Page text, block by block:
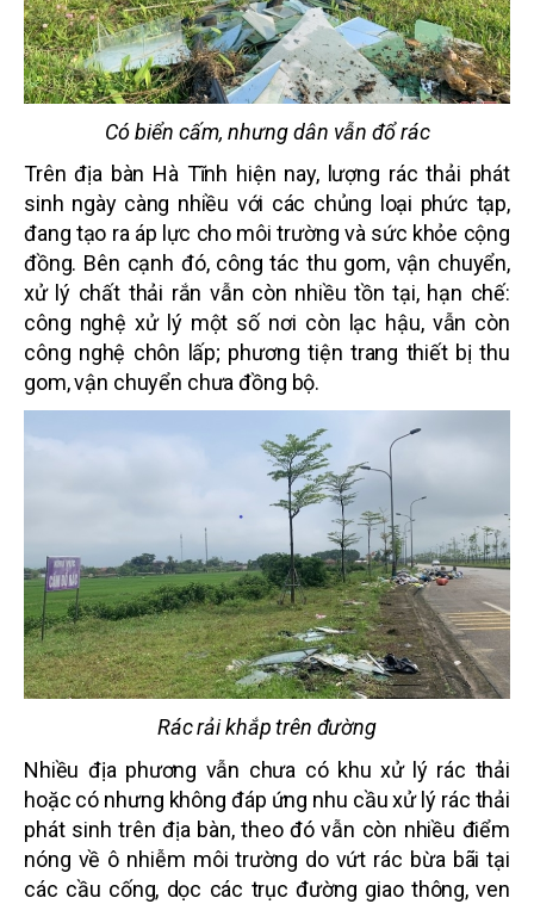
Có biển cấm, nhưng dân vẫn đổ rác
Trên địa bàn Hà Tĩnh hiện nay, lượng rác thải phát
sinh ngày càng nhiều với các chủng loại phức tạp,
đang tạo ra áp lực cho môi trường và sức khỏe cộng
đồng. Bên cạnh đó, công tác thu gom, vận chuyển,
xử lý chất thải rắn vẫn còn nhiều tồn tại, hạn chế:
công nghệ xử lý một số nơi còn lạc hậu, vẫn còn
công nghệ chôn lấp; phương tiện trang thiết bị thu
gom, vận chuyển chưa đồng bộ.
Rác rải khắp trên đường
Nhiều địa phương vẫn chưa có khu xử lý rác thải
hoặc có nhưng không đáp ứng nhu cầu xử lý rác thải
phát sinh trên địa bàn, theo đó vẫn còn nhiều điểm
nóng về ô nhiễm môi trường do vứt rác bừa bãi tại
các cầu cống, dọc các trục đường giao thông, ven